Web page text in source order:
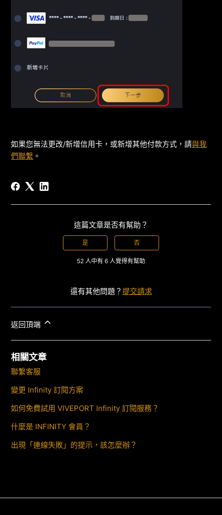
如果您無法更改/新增信用卡，或新增其他付款方式，請與我
們聯繫 。
這篇文章是否有幫助？
是 否
52 人中有 6 人覺得有幫助
還有其他問題？ 提交請求
返回頂端
相關文章
聯繫客服
變更 Infinity 訂閱方案
如何免費試用 VIVEPORT Infinity 訂閱服務？
什麼是 INFINITY 會員？
出現「連線失敗」的提示，該怎麼辦？